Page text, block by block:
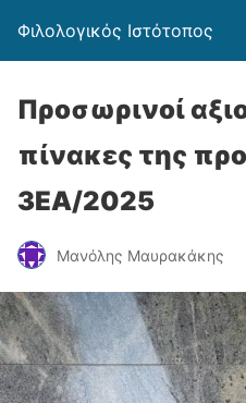
Φιλολογικός Ιστότοπος
Προσωρινοί
πίνακες της
3ΕΑ/2025
Μανόλης Μαυρακάκης